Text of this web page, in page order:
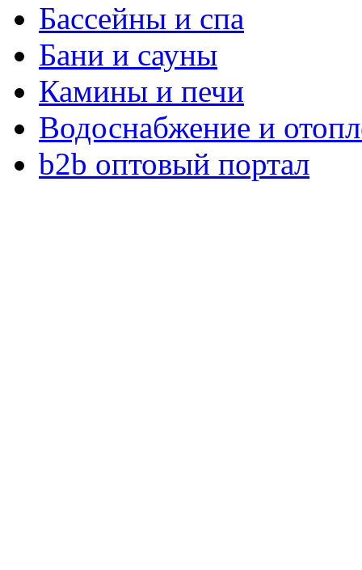
Бассейны и спа
Бани и сауны
Камины и печи
Водоснабжение и
b2b оптовый портал